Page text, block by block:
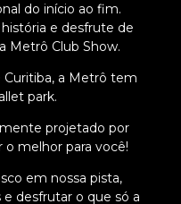
do início ao fim.
e desfrute de
Metrô Club Show.
a Metrô tem
park.
projetado por
o melhor para você!
em nossa pista,
desfrutar o que só a